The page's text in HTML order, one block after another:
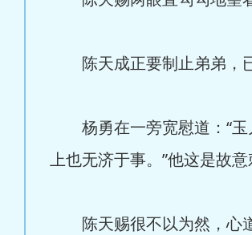
陈天成正要制止弟弟，已
杨勇在一旁宽慰道：“玉
上也无济于事。”他这是故意
陈天赐很不以为然，心道